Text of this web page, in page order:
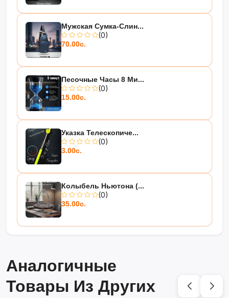
Мужская Сумка-Слин...
(0)
70.00с.
Песочные Часы 8 Ми...
(0)
15.00с.
Указка Телескопиче...
(0)
3.00с.
Колыбель Ньютона (...
(0)
35.00с.
Аналогичные
Товары Из Других